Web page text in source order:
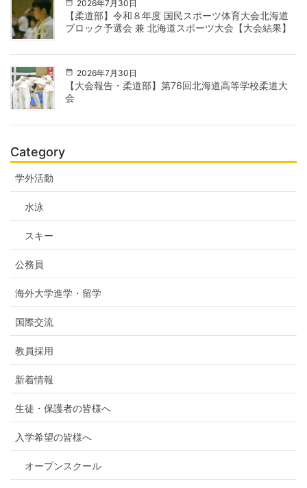
2026年7月30日
【柔道部】令和８年度 国民スポーツ体育大会北海道
ブロック予選会 兼 北海道スポーツ大会【大会結果】
2026年7月30日
【大会報告・柔道部】第76回北海道高等学校柔道大
会
Category
学外活動
水泳
スキー
公務員
海外大学進学・留学
国際交流
教員採用
新着情報
生徒・保護者の皆様へ
入学希望の皆様へ
オープンスクール